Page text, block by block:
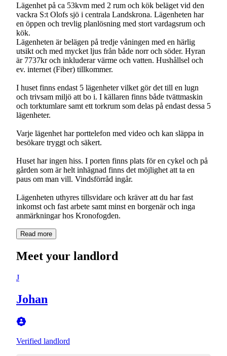
Lägenhet på ca 53kvm med 2 rum och kök beläget vid den
vackra S:t Olofs sjö i centrala Landskrona. Lägenheten har
en öppen och trevlig planlösning med stort vardagsrum och
kök.
Lägenheten är belägen på tredje våningen med en härlig
utsikt och med mycket ljus från både norr och söder. Hyran
är 7737kr och inkluderar värme och vatten. Hushållsel och
ev. internet (Fiber) tillkommer.
I huset finns endast 5 lägenheter vilket gör det till en lugn
och trivsam miljö att bo i. I källaren finns både tvättmaskin
och torktumlare samt ett torkrum som delas på endast dessa 5
lägenheter.
Varje lägenhet har porttelefon med video och kan släppa in
besökare tryggt och säkert.
Huset har ingen hiss. I porten finns plats för en cykel och på
gården som är helt inhägnad finns det möjlighet att ta en
paus om man vill. Vindsförråd ingår.
Lägenheten uthyres tillsvidare och kräver att du har fast
inkomst och fast arbete samt minst en borgenär och inga
anmärkningar hos Kronofogden.
Read more
Meet your landlord
J
Johan
Verified landlord